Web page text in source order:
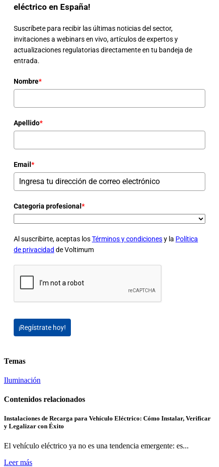
eléctrico en España!
Suscríbete para recibir las últimas noticias del sector,
invitaciones a webinars en vivo, artículos de expertos y
actualizaciones regulatorias directamente en tu bandeja de
entrada.
Nombre*
Apellido*
Email *
Categoria profesional *
Al suscribirte, aceptas losTérminos y condicionesy la Política
de privacidad de Voltimum
¡Regístrate hoy!
Temas
Iluminación
Contenidos relacionados
Instalaciones de Recarga para Vehículo Eléctrico: Cómo Instalar, Verificar
y Legalizar con Éxito
El vehículo eléctrico ya no es una tendencia emergente: es...
Leer más